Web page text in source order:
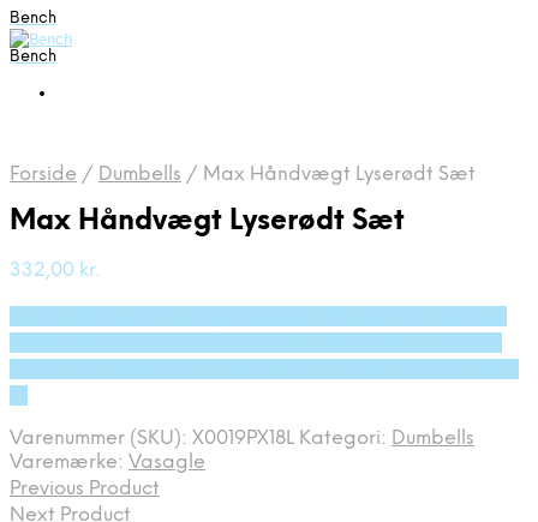
Bench
Bench
Forside / Dumbells / Max Håndvægt Lyserødt Sæt
Max Håndvægt Lyserødt Sæt
332,00 kr.
Varenummer (SKU): X0019PX18L Kategori: Dumbells
Varemærke: Vasagle
Previous Product
Next Product